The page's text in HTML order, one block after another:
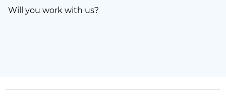
Will you work with us?